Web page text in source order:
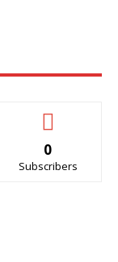
0
Subscribers